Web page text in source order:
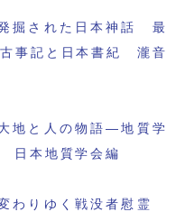
発掘された日本神話 最
事記と日本書紀 瀧音
地と人の物語―地質学
日本地質学会編
変わりゆく戦没者慰霊